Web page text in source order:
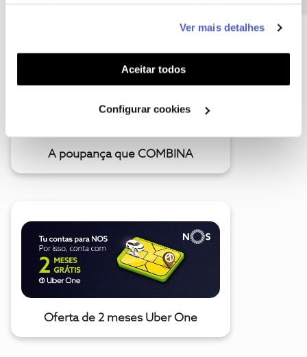
funcionalidades (cookies de personalização e
funcionalidade) e adaptar anúncios aos seus interesses
(cookies de publicidade personalizada). Pode gerir a
utilização dos cookies clicando em "Configurar
Ver mais detalhes
Aceitar todos
Configurar cookies
A poupança que COMBINA
Oferta de 2 meses Uber One